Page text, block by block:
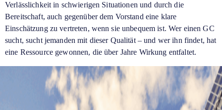
Verlässlichkeit in schwierigen Situationen und durch die
Bereitschaft, auch gegenüber dem Vorstand eine klare
Einschätzung zu vertreten, wenn sie unbequem ist. Wer einen GC
sucht, sucht jemanden mit dieser Qualität – und wer ihn findet, hat
eine Ressource gewonnen, die über Jahre Wirkung entfaltet.